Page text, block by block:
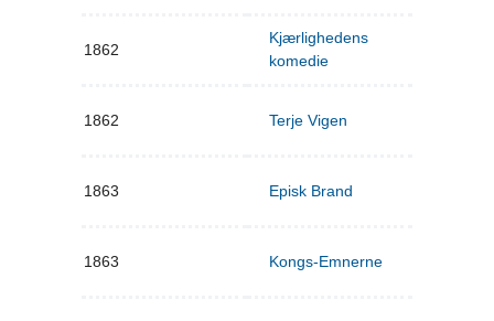
1862
Kjærlighedens
komedie
1862 Terje Vigen
1863 Episk Brand
1863 Kongs-Emnerne